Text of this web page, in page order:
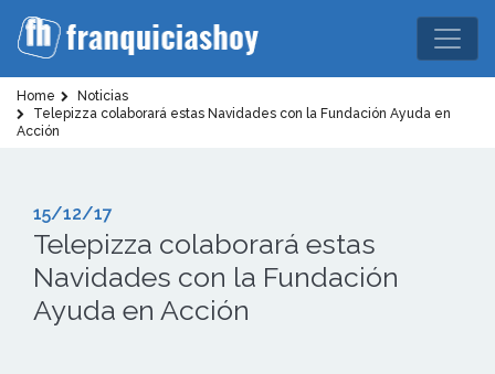
Home
Noticias
Telepizza colaborará estas Navidades con la Fundación Ayuda en
Acción
15/12/17
Telepizza colaborará estas
Navidades con la Fundación
Ayuda en Acción